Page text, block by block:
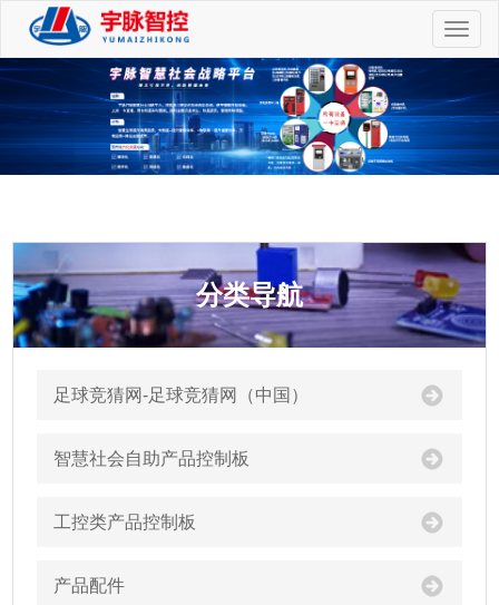
切
换
航
分类导航
足球竞猜网-足球竞猜网（中国）
智慧社会自助产品控制板
工控类产品控制板
产品配件